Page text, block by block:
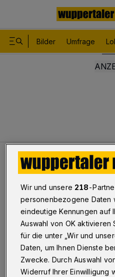
Bilder Umfrage
Lokales Dieb mit
Dieb mit
Ein 16-Jähriger ist am
2014) gegen 22.15 Uhr
überfallen worden.
Wir und unsere 218-
personenbezogene Daten
eindeutige Kennungen auf
Auswahl von OK
für die unter „Wir und
Daten, um Ihnen Dienste
Zwecke. Durch Auswahl
Widerruf Ihrer Einwilligung